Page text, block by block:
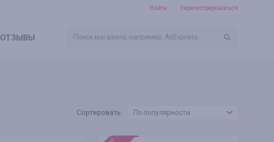
Войти Зарегистрироваться
ОТЗЫВЫ
Сортировать: По популярности